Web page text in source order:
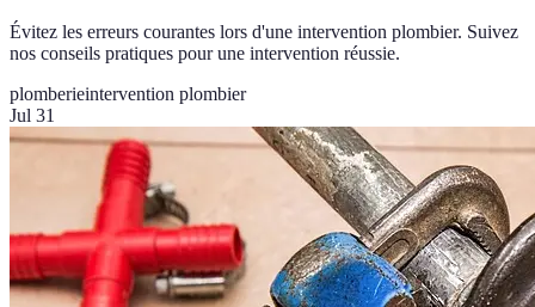
Évitez les erreurs courantes lors d'une intervention plombier. Suivez
nos conseils pratiques pour une intervention réussie.
plomberieintervention plombier
Jul 31